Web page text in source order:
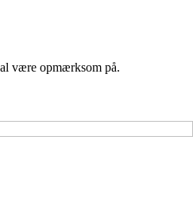
være opmærksom på.